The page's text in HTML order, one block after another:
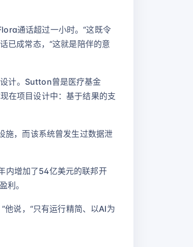
通话超过一小时。“这既令
已成常态，“这就是陪伴的意
计。Sutton曾是医疗基金
在项目设计中：基于结果的支
，而该系统曾发生过数据泄
内增加了54亿美元的联邦开
利。
说，“只有运行精简、以AI为